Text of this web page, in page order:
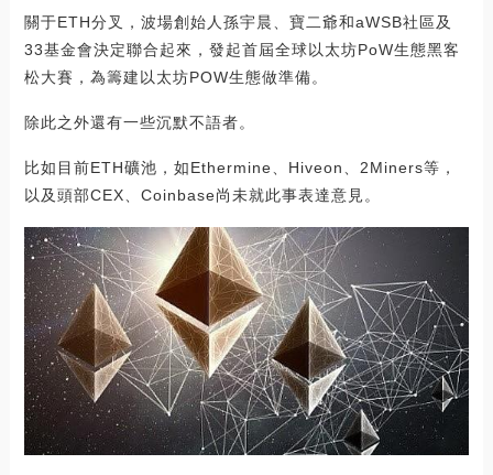
關于ETH分叉，波場創始人孫宇晨、寶二爺和aWSB社區及
33基金會決定聯合起來，發起首屆全球以太坊PoW生態黑客
松大賽，為籌建以太坊POW生態做準備。
除此之外還有一些沉默不語者。
比如目前ETH礦池，如Ethermine、Hiveon、2Miners等，
以及頭部CEX、Coinbase尚未就此事表達意見。